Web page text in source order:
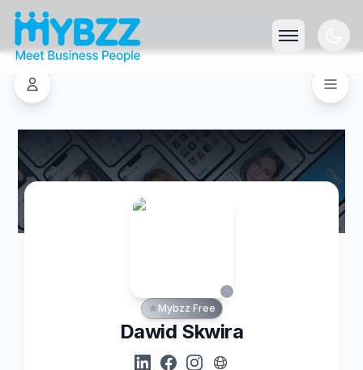
Mybzz Free
Dawid Skwira